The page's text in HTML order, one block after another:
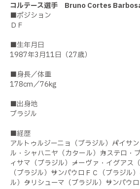
コルテース選手 Bruno Cortes
■ポジション
ＤＦ
■生年月日
1987年3月11日（27歳）
■身長／体重
178cm／76kg
■出身地
ブラジル
■経歴
アルトゥルジーニョ（ブラジル）→パイサ
ル・シャハニヤ（カタール）→カステロ・
ィサマ（ブラジル）→ノーヴァ・イグアス
（ブラジル）→サンパウロＦＣ（ブラジル
ル）→クリシューマ（ブラジル）→サンパウ